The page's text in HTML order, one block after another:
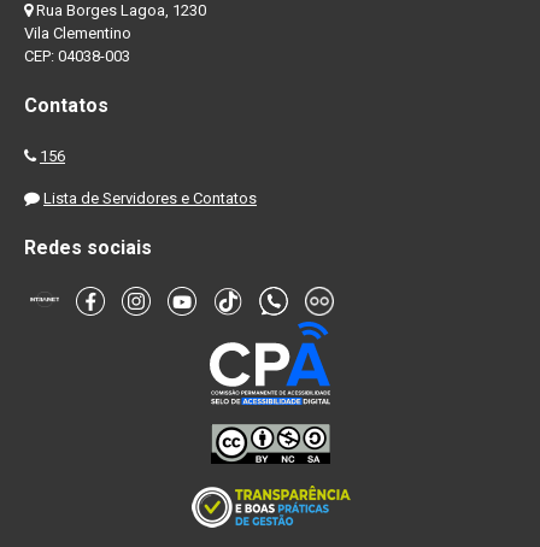
Rua Borges Lagoa, 1230
Vila Clementino
CEP: 04038-003
Contatos
156
Lista de Servidores e Contatos
Redes sociais